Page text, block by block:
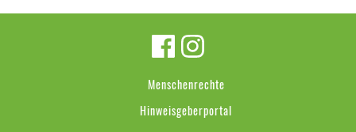
Menschenrechte
Hinweisgeberportal